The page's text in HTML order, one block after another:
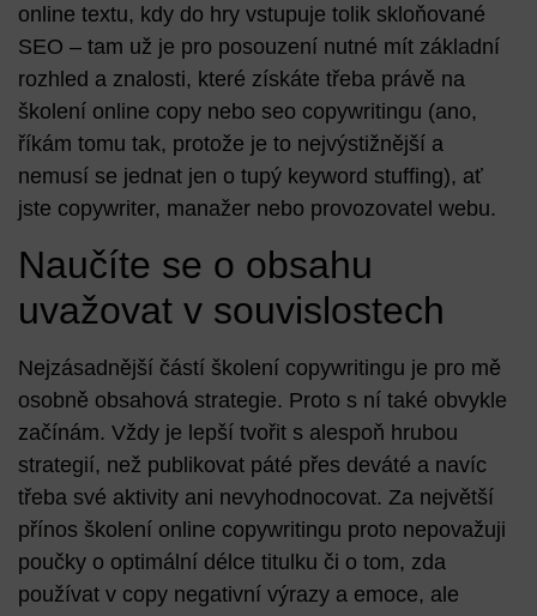
online textu, kdy do hry vstupuje tolik skloňované
SEO – tam už je pro posouzení nutné mít základní
rozhled a znalosti, které získáte třeba právě na
školení online copy nebo seo copywritingu (ano,
říkám tomu tak, protože je to nejvýstižnější a
nemusí se jednat jen o tupý keyword stuffing), ať
jste copywriter, manažer nebo provozovatel webu.
Naučíte se o obsahu
uvažovat v souvislostech
Nejzásadnější částí školení copywritingu je pro mě
osobně obsahová strategie. Proto s ní také obvykle
začínám. Vždy je lepší tvořit s alespoň hrubou
strategií, než publikovat páté přes deváté a navíc
třeba své aktivity ani nevyhodnocovat. Za největší
přínos školení online copywritingu proto nepovažuji
poučky o optimální délce titulku či o tom, zda
používat v copy negativní výrazy a emoce, ale